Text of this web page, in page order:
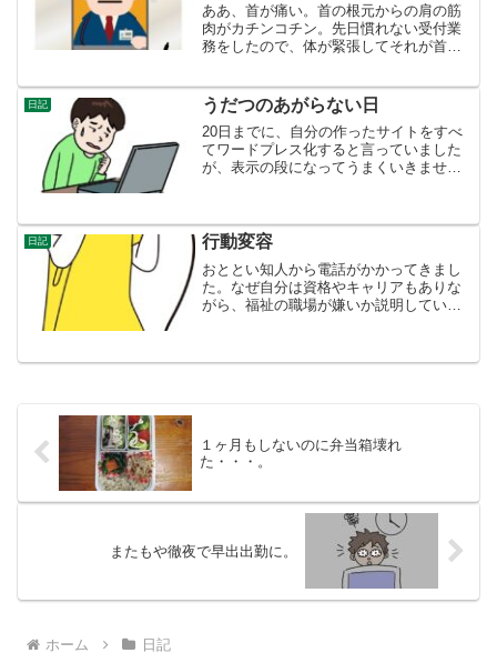
ああ、首が痛い。首の根元からの肩の筋
肉がカチンコチン。先日慣れない受付業
務をしたので、体が緊張してそれが首に
ームの「ＰＯＫＩゲーム」をやり始めた
のが原因と思われます。首...
日記 うだつのあがらない日
20日までに、自分の作ったサイトをすべ
てワードプレス化すると言っていました
が、表示の段になってうまくいきませ
ん。うまくいかないと、つ...
日記 行動変容
おととい知人から電話がかかってきまし
た。なぜ自分は資格やキャリアもありな
がら、福祉の職場が嫌いか説明している
１ヶ月もしないのに弁当箱壊れ
た・・・。
またもや徹夜で早出出勤に。
ホーム 日記